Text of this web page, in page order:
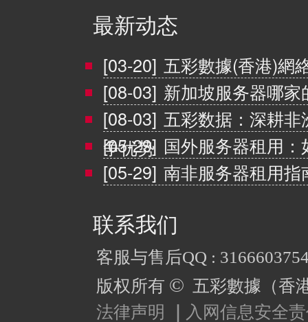
最新动态
[03-20] 五彩數據(香港)網
[08-03] 新加坡服务器哪
[08-03] 五彩数据：深耕
争优势
[05-29] 国外服务器租用
[05-29] 南非服务器租用
联系我们
客服与售后QQ :
版权所有 © 五彩數據（香
法律声明
入网信息安全